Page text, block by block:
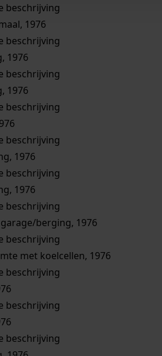
beschrijving
1976
beschrijving
1976
beschrijving
1976
beschrijving
beschrijving
1976
beschrijving
1976
beschrijving
berging, 1976
beschrijving
met koelcellen, 1976
beschrijving
beschrijving
beschrijving